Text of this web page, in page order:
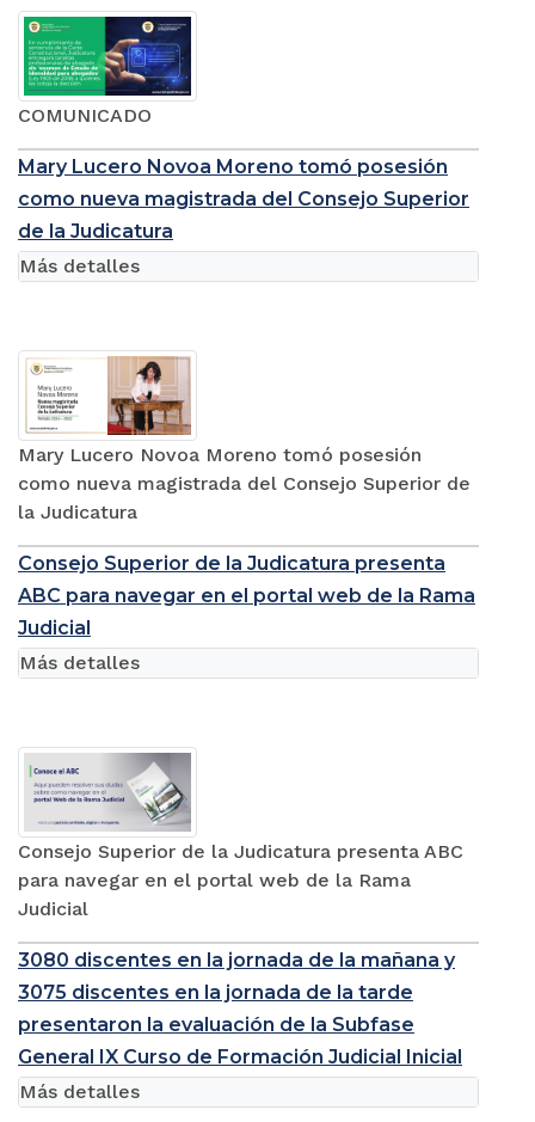
COMUNICADO
Mary Lucero Novoa Moreno tomó posesión
como nueva magistrada del Consejo Superior
de la Judicatura
Mary Lucero Novoa Moreno tomó posesión
como nueva magistrada del Consejo Superior de
la Judicatura
Más detalles
Consejo Superior de la Judicatura presenta
ABC para navegar en el portal web de la Rama
Judicial
Consejo Superior de la Judicatura presenta ABC
para navegar en el portal web de la Rama
Judicial
Más detalles
3080 discentes en la jornada de la mañana y
3075 discentes en la jornada de la tarde
presentaron la evaluación de la Subfase
General IX Curso de Formación Judicial Inicial
Más detalles